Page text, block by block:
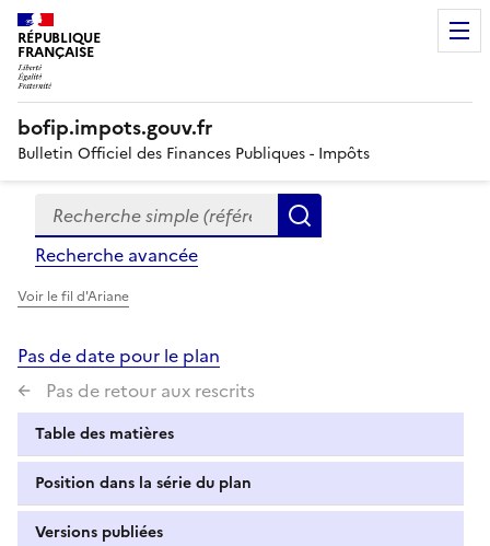
RÉPUBLIQUE
FRANÇAISE
bofip.impots.gouv.fr
Bulletin Officiel des Finances Publiques - Impôts
Formulaire
de
recherche
Recherche simple (références, mots clés, partie du
Recherche avancée
Voir le fil d'Ariane
Pas de date pour le plan
Pas de retour aux rescrits
Table des matières
Position dans la série du plan
Versions publiées